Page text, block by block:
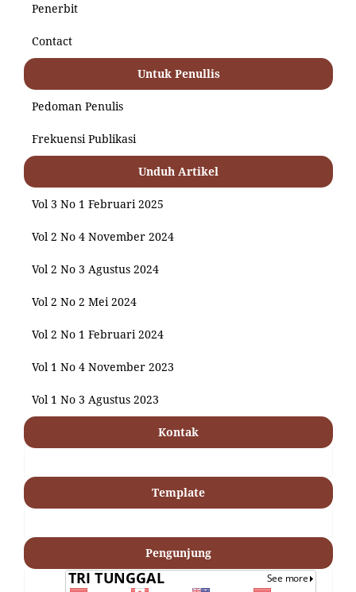
Penerbit
Contact
Untuk Penullis
Pedoman Penulis
Frekuensi Publikasi
Unduh Artikel
Vol 3 No 1 Februari 2025
Vol 2 No 4 November 2024
Vol 2 No 3 Agustus 2024
Vol 2 No 2 Mei 2024
Vol 2 No 1 Februari 2024
Vol 1 No 4 November 2023
Vol 1 No 3 Agustus 2023
Kontak
Template
Pengunjung